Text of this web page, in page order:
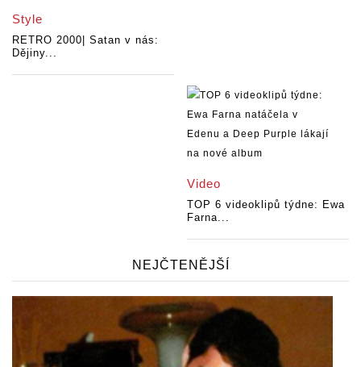
Style
RETRO 2000| Satan v nás:
Dějiny...
Video
TOP 6 videoklipů týdne: Ewa
Farna...
NEJČTENĚJŠÍ